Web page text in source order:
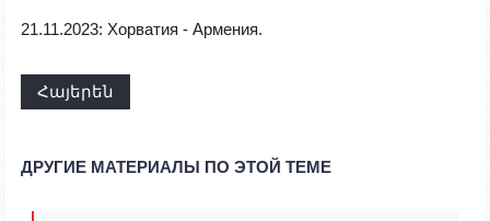
21.11.2023: Хорватия - Армения.
Հայերեն
ДРУГИЕ МАТЕРИАЛЫ ПО ЭТОЙ ТЕМЕ